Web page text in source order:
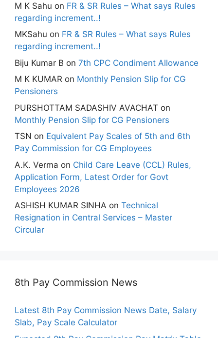
M K Sahu on FR & SR Rules – What says Rules
regarding increment..!
MKSahu on FR & SR Rules – What says Rules
regarding increment..!
Biju Kumar B on 7th CPC Condiment Allowance
M K KUMAR on Monthly Pension Slip for CG
Pensioners
PURSHOTTAM SADASHIV AVACHAT on
Monthly Pension Slip for CG Pensioners
TSN on Equivalent Pay Scales of 5th and 6th
Pay Commission for CG Employees
A.K. Verma on Child Care Leave (CCL) Rules,
Application Form, Latest Order for Govt
Employees 2026
ASHISH KUMAR SINHA on Technical
Resignation in Central Services – Master
Circular
8th Pay Commission News
Latest 8th Pay Commission News Date, Salary
Slab, Pay Scale Calculator